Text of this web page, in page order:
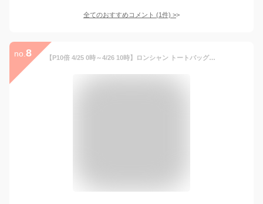
全てのおすすめコメント (1件) >
no. 8 【P10倍 4/25 0時～4/26 10時】ロンシャン トートバッグ ショルダーバッグ プリアージュ グリーン Mサイズ リサイクル レディース LONGCHAMP L2605 919